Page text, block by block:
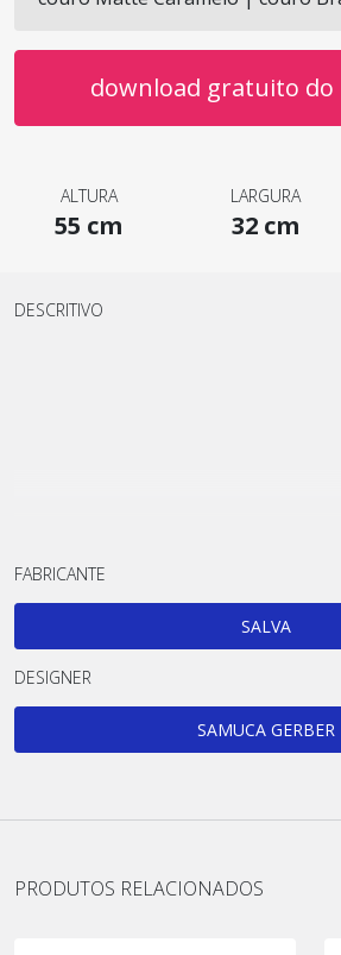
download gratuito do
ALTURA
55 cm
LARGURA
32 cm
DESCRITIVO
FABRICANTE
SALVA
DESIGNER
SAMUCA GERBER
PRODUTOS RELACIONADOS